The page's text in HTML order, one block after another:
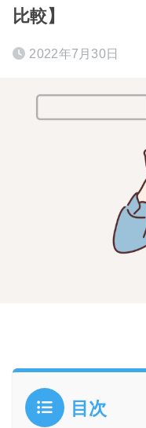
比較】
2022年7月30日
目次